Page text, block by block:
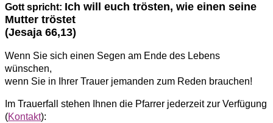
Gott spricht: Ich will euch trösten, wie einen seine
Mutter tröstet
(Jesaja 66,13)
Wenn Sie sich einen Segen am Ende des Lebens
wünschen,
wenn Sie in Ihrer Trauer jemanden zum Reden brauchen!
Im Trauerfall stehen Ihnen die Pfarrer jederzeit zur Verfügung
(Kontakt):